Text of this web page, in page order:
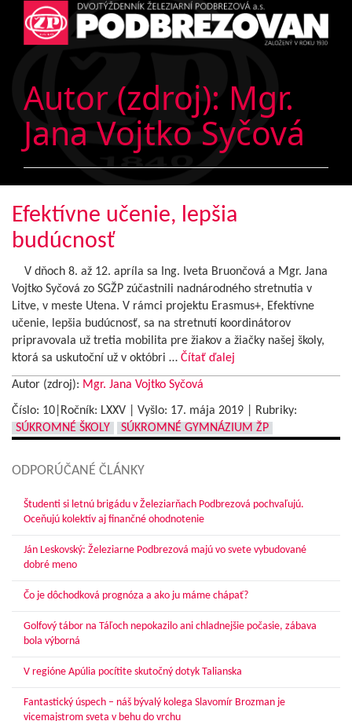
Autor (zdroj): Mgr.
Jana Vojtko Syčová
Efektívne učenie, lepšia
budúcnosť
V dňoch 8. až 12. apríla sa Ing. Iveta Bruončová a Mgr. Jana
Vojtko Syčová zo SGŽP zúčastnili nadnárodného stretnutia v
Litve, v meste Utena. V rámci projektu Erasmus+, Efektívne
učenie, lepšia budúcnosť, sa na stretnutí koordinátorov
pripravovala už tretia mobilita pre žiakov a žiačky našej školy,
ktorá sa uskutoční už v októbri … Čítať ďalej
Autor (zdroj): Mgr. Jana Vojtko Syčová
Číslo: 10|Ročník: LXXV | Vyšlo: 17. mája 2019
Rubriky:
SÚKROMNÉ ŠKOLY
SÚKROMNÉ GYMNÁZIUM ŽP
ODPORÚČANÉ ČLÁNKY
Študenti si letnú brigádu v Železiarňach Podbrezová pochvaľujú.
Oceňujú kolektív aj finančné ohodnotenie
Ján Leskovský: Železiarne Podbrezová majú vo svete vybudované
dobré meno
Čo je dôchodková prognóza a ako ju máme chápať?
Golfový tábor na Táľoch nepokazilo ani chladnejšie počasie, zábava
bola výborná
V regióne Apúlia pocítite skutočný dotyk Talianska
Fantastický úspech – náš bývalý kolega Slavomír Brozman je
vicemajstrom sveta v behu do vrchu